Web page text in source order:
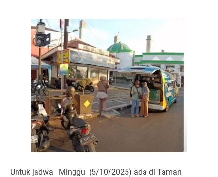
Untuk jadwal Minggu (5/10/2025) ada di Taman